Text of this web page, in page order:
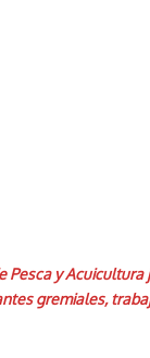
Pesca y
gremiales,